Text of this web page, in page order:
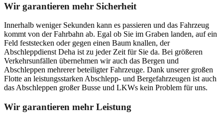
Wir garantieren mehr Sicherheit
Innerhalb weniger Sekunden kann es passieren und das Fahrzeug
kommt von der Fahrbahn ab. Egal ob Sie im Graben landen, auf ein
Feld feststecken oder gegen einen Baum knallen, der
Abschleppdienst Deha ist zu jeder Zeit für Sie da. Bei größeren
Verkehrsunfällen übernehmen wir auch das Bergen und
Abschleppen mehrerer beteiligter Fahrzeuge. Dank unserer großen
Flotte an leistungsstarken Abschlepp- und Bergefahrzeugen ist auch
das Abschleppen großer Busse und LKWs kein Problem für uns.
Wir garantieren mehr Leistung